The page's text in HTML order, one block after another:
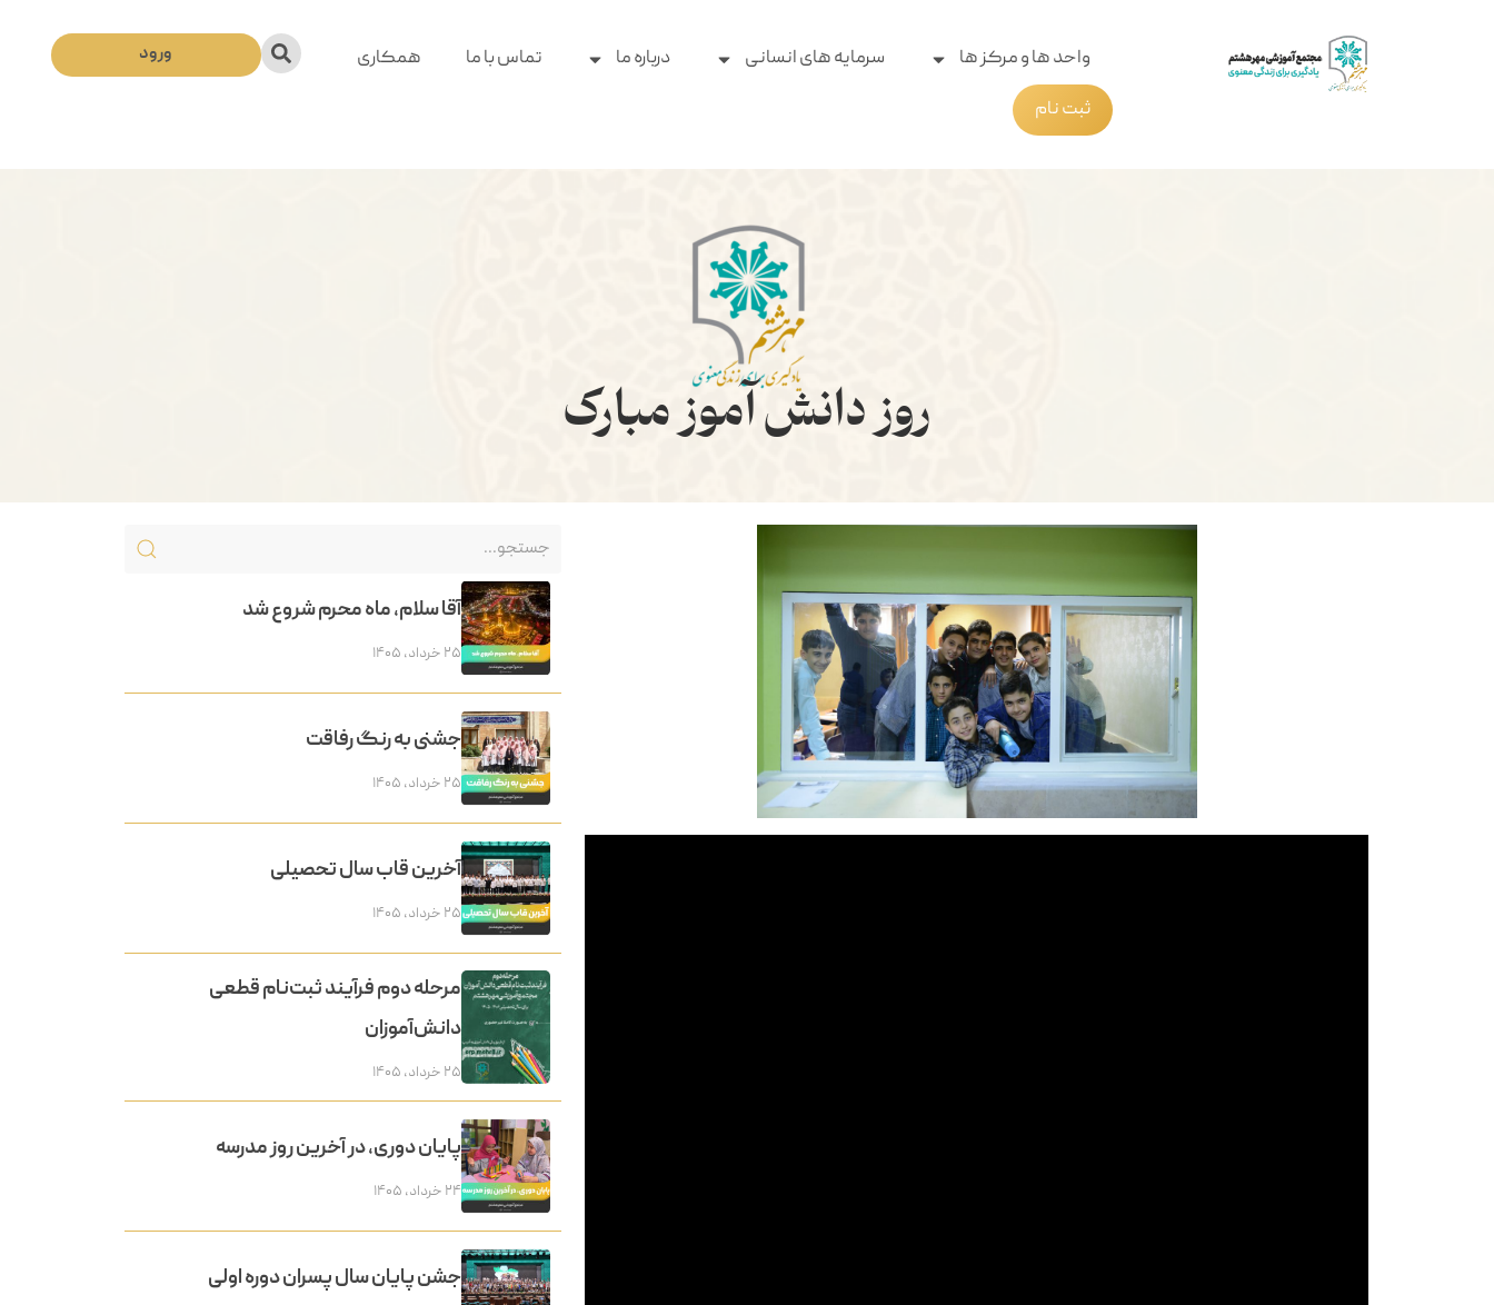
واحد ها و مرکز ها سرمایه های انسانی درباره ما تماس با ما
همکاری
ثبت نام
ورود
روز دانش آموز مبارک
آقا سلام، ماه محرم شروع شد
۲۵ خرداد, ۱۴۰۵
جشنی به رنگ رفاقت
۲۵ خرداد, ۱۴۰۵
آخرین قاب سال تحصیلی
۲۵ خرداد, ۱۴۰۵
مرحله دوم فرآیند ثبت‌نام قطعی
دانش‌آموزان
۲۵ خرداد, ۱۴۰۵
پایان دوری، در آخرین روز مدرسه
۲۴ خرداد, ۱۴۰۵
جشن پایان سال پسران دوره اولی